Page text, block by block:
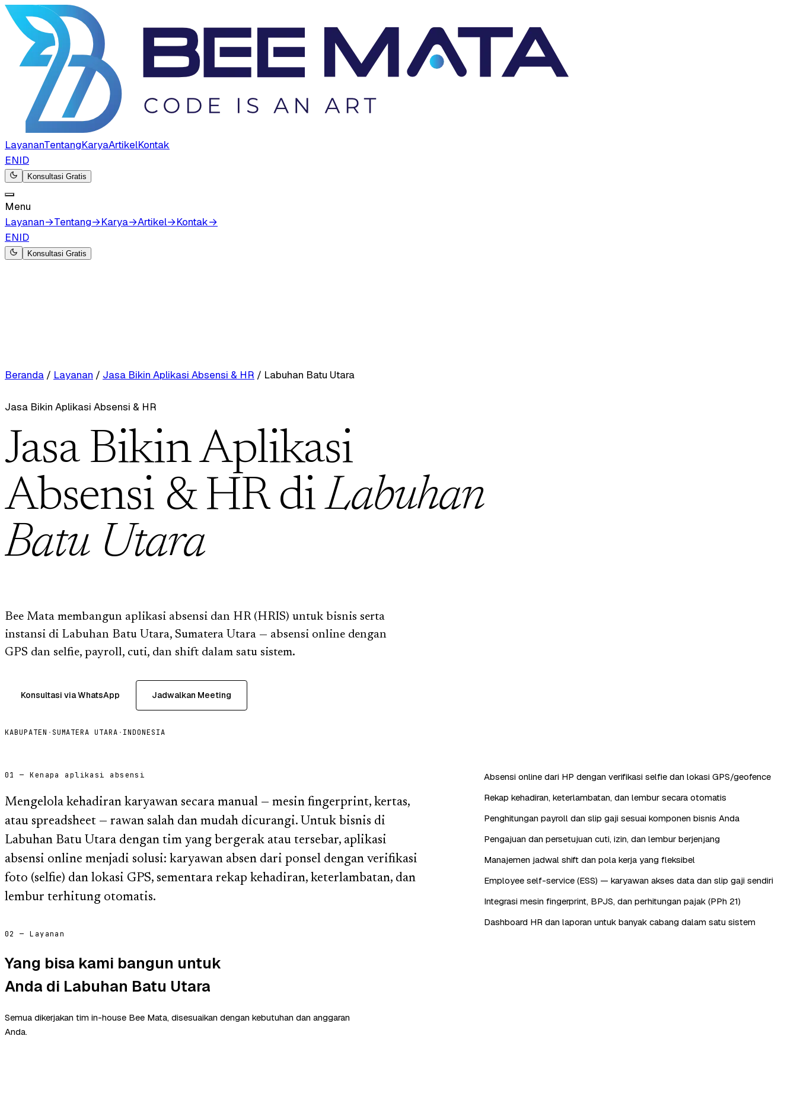
LayananTentangKaryaArtikelKontak
ENID
Konsultasi Gratis
Menu
Layanan→Tentang→Karya→Artikel→Kontak→
ENID
Konsultasi Gratis
Beranda / Layanan / Jasa Bikin Aplikasi Absensi & HR / Labuhan Batu Utara
Jasa Bikin Aplikasi Absensi & HR
Jasa Bikin Aplikasi
Absensi & HR diLabuhan
Batu Utara
Bee Mata membangun aplikasi absensi dan HR (HRIS) untuk bisnis serta
instansi di Labuhan Batu Utara, Sumatera Utara — absensi online dengan
GPS dan selfie, payroll, cuti, dan shift dalam satu sistem.
Konsultasi via WhatsApp Jadwalkan Meeting
KABUPATEN · SUMATERA UTARA · INDONESIA
01 — Kenapa aplikasi absensi
Mengelola kehadiran karyawan secara manual — mesin fingerprint, kertas,
atau spreadsheet — rawan salah dan mudah dicurangi. Untuk bisnis di
Labuhan Batu Utara dengan tim yang bergerak atau tersebar, aplikasi
absensi online menjadi solusi: karyawan absen dari ponsel dengan verifikasi
foto (selfie) dan lokasi GPS, sementara rekap kehadiran, keterlambatan, dan
lembur terhitung otomatis.
Absensi online dari HP dengan verifikasi selfie dan lokasi GPS/geofence
Rekap kehadiran, keterlambatan, dan lembur secara otomatis
Penghitungan payroll dan slip gaji sesuai komponen bisnis Anda
Pengajuan dan persetujuan cuti, izin, dan lembur berjenjang
Manajemen jadwal shift dan pola kerja yang fleksibel
Employee self-service (ESS) — karyawan akses data dan slip gaji sendiri
Integrasi mesin fingerprint, BPJS, dan perhitungan pajak (PPh 21)
Dashboard HR dan laporan untuk banyak cabang dalam satu sistem
02 — Layanan
Yang bisa kami bangun untuk
Anda di Labuhan Batu Utara
Semua dikerjakan tim in-house Bee Mata, disesuaikan dengan kebutuhan dan anggaran
Anda.